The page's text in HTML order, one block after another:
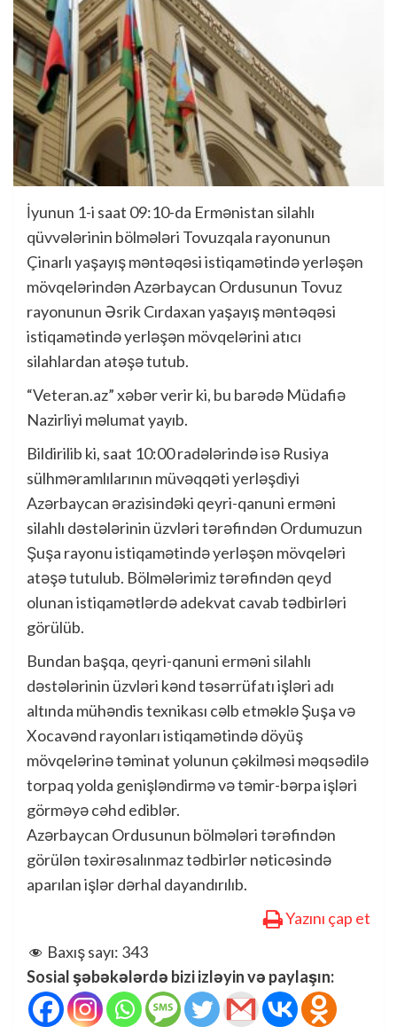
İyunun 1-i saat 09:10-da Ermənistan silahlı
qüvvələrinin bölmələri Tovuzqala rayonunun
Çinarlı yaşayış məntəqəsi istiqamətində yerləşən
mövqelərindən Azərbaycan Ordusunun Tovuz
rayonunun Əsrik Cırdaxan yaşayış məntəqəsi
istiqamətində yerləşən mövqelərini atıcı
silahlardan atəşə tutub.
“Veteran.az” xəbər verir ki, bu barədə Müdafiə
Nazirliyi məlumat yayıb.
Bildirilib ki, saat 10:00 radələrində isə Rusiya
sülhməramlılarının müvəqqəti yerləşdiyi
Azərbaycan ərazisindəki qeyri-qanuni erməni
silahlı dəstələrinin üzvləri tərəfindən Ordumuzun
Şuşa rayonu istiqamətində yerləşən mövqeləri
atəşə tutulub. Bölmələrimiz tərəfindən qeyd
olunan istiqamətlərdə adekvat cavab tədbirləri
görülüb.
Bundan başqa, qeyri-qanuni erməni silahlı
dəstələrinin üzvləri kənd təsərrüfatı işləri adı
altında mühəndis texnikası cəlb etməklə Şuşa və
Xocavənd rayonları istiqamətində döyüş
mövqelərinə təminat yolunun çəkilməsi məqsədilə
torpaq yolda genişləndirmə və təmir-bərpa işləri
görməyə cəhd ediblər.
Azərbaycan Ordusunun bölmələri tərəfindən
görülən təxirəsalınmaz tədbirlər nəticəsində
aparılan işlər dərhal dayandırılıb.
Yazını çap et
Baxış sayı: 343
Sosial şəbəkələrdə bizi izləyin və paylaşın: